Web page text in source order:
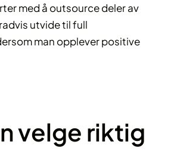
med å outsource deler av
utvide til full
man opplever positive
velge riktig